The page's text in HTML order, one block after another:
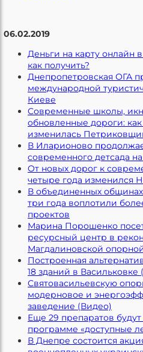
06.02.2019
Деньги на карту онлайн
как получить?
Днепропетровская ОГА
международной
Киеве
Современные школы,
обновленные дороги: как
изменилась
В Иларионово
современного детсада на
От новых дорог к
четыре года изменился
В объединенных
три года воплотили
проектов
Марина Порошенко
ресурсный центр в
Магдалиновской
Построенная
18 зданий в Васильковке
Святовасильевскую
модерновое и
заведение (Видео)
Еще 29 препаратов
программе «доступные
В Днепре состоится